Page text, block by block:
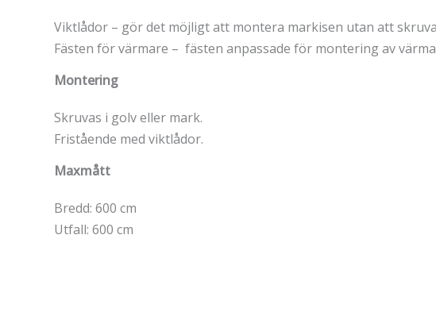
Viktlådor – gör det möjligt att montera markisen utan att
Fästen för värmare – fästen anpassade för montering av
Montering
Skruvas i golv eller mark.
Fristående med viktlådor.
Maxmått
Bredd: 600 cm
Utfall: 600 cm